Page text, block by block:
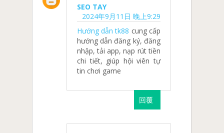
SEO TAY
2024年9月11日 晚上9:29
Hướng dẫn tk88 cung cấp
hướng dẫn đăng ký, đăng
nhập, tải app, nạp rút tiền
chi tiết, giúp hội viên tự
tin chơi game
回覆